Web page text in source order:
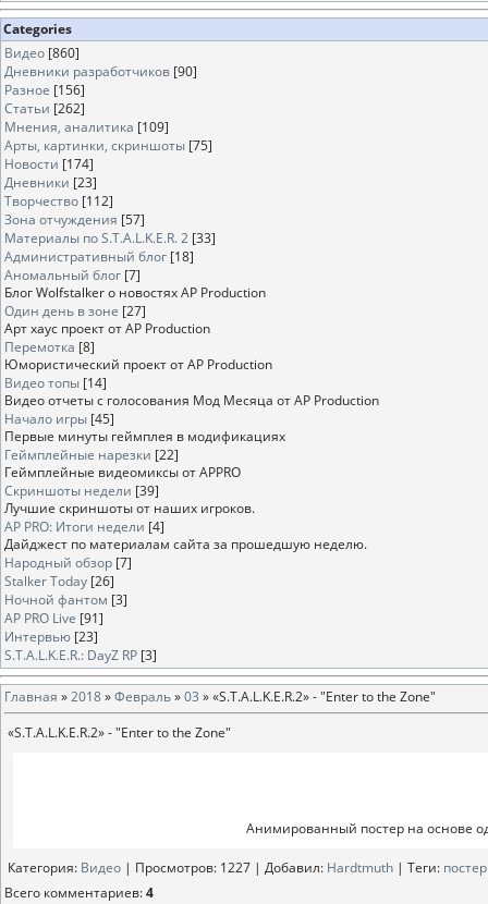
Categories
Видео [860]
Дневники разработчиков [90]
Разное [156]
Статьи [262]
Мнения, аналитика [109]
Арты, картинки, скриншоты [75]
Новости [174]
Дневники [23]
Творчество [112]
Зона отчуждения [57]
Материалы по S.T.A.L.K.E.R. 2 [33]
Административный блог [18]
Аномальный блог [7]
Блог Wolfstalker о новостях AP Production
Один день в зоне [27]
Арт хаус проект от AP Production
Перемотка [8]
Юмористический проект от AP Production
Видео топы [14]
Видео отчеты с голосования Мод Месяца от AP Production
Начало игры [45]
Первые минуты геймплея в модификациях
Геймплейные нарезки [22]
Геймплейные видеомиксы от APPRO
Скриншоты недели [39]
Лучшие скриншоты от наших игроков.
AP PRO: Итоги недели [4]
Дайджест по материалам сайта за прошедшую неделю.
Народный обзор [7]
Stalker Today [26]
Ночной фантом [3]
AP PRO Live [91]
Интервью [23]
S.T.A.L.K.E.R.: DayZ RP [3]
Главная »2018»Февраль»03 » «S.T.A.L.K.E.R.2» - "Enter to the Zone"
«S.T.A.L.K.E.R.2» - "Enter to the Zone"
Анимированный постер на основе
Категория: Видео | Просмотров: 1227 | Добавил: Hardtmuth | Теги:
Всего комментариев:4